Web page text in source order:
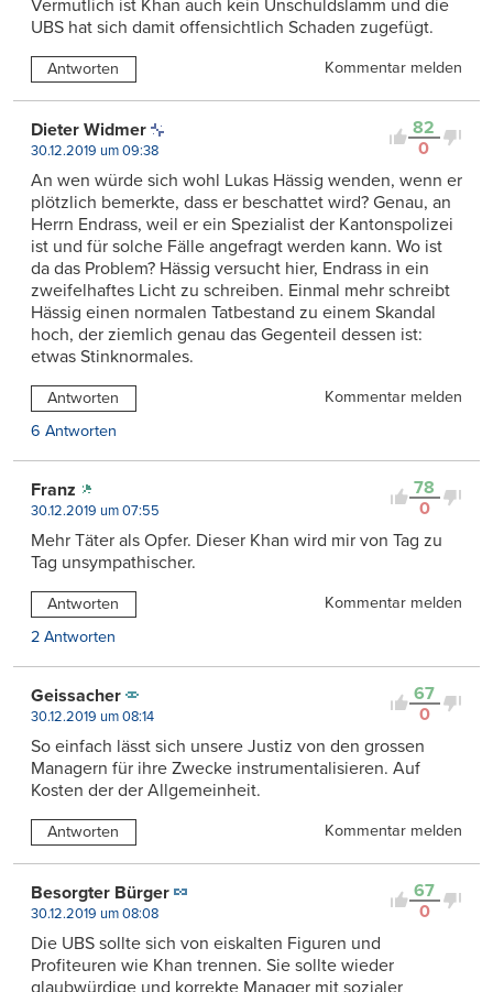
Vermutlich ist Khan auch kein Unschuldslamm und die
UBS hat sich damit offensichtlich Schaden zugefügt.
Antworten Kommentar melden
82
0
Dieter Widmer
30.12.2019 um 09:38
An wen würde sich wohl Lukas Hässig wenden, wenn er
plötzlich bemerkte, dass er beschattet wird? Genau, an
Herrn Endrass, weil er ein Spezialist der Kantonspolizei
ist und für solche Fälle angefragt werden kann. Wo ist
da das Problem? Hässig versucht hier, Endrass in ein
zweifelhaftes Licht zu schreiben. Einmal mehr schreibt
Hässig einen normalen Tatbestand zu einem Skandal
hoch, der ziemlich genau das Gegenteil dessen ist:
etwas Stinknormales.
Antworten
Kommentar melden
6 Antworten
78
0
Franz
30.12.2019 um 07:55
Mehr Täter als Opfer. Dieser Khan wird mir von Tag zu
Tag unsympathischer.
Antworten
Kommentar melden
2 Antworten
67
0
Geissacher
30.12.2019 um 08:14
So einfach lässt sich unsere Justiz von den grossen
Managern für ihre Zwecke instrumentalisieren. Auf
Kosten der der Allgemeinheit.
Antworten Kommentar melden
67
0
Besorgter Bürger
30.12.2019 um 08:08
Die UBS sollte sich von eiskalten Figuren und
Profiteuren wie Khan trennen. Sie sollte wieder
glaubwürdige und korrekte Manager mit sozialer